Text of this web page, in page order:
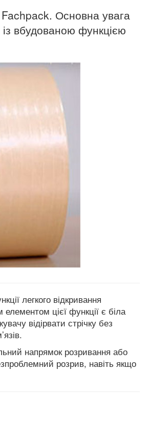
Fachpack. Основна увага
вбудованою функцією
легкого відкривання
цієї функції є біла
відірвати стрічку без
напрямок розривання або
розрив, навіть якщо